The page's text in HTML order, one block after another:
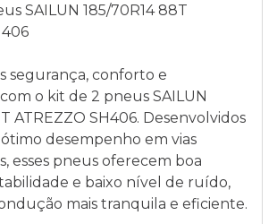
SAILUN 185/70R14 88T
segurança, conforto e
o kit de 2 pneus SAILUN
ATREZZO SH406. Desenvolvidos
desempenho em vias
esses pneus oferecem boa
e baixo nível de ruído,
mais tranquila e eficiente.